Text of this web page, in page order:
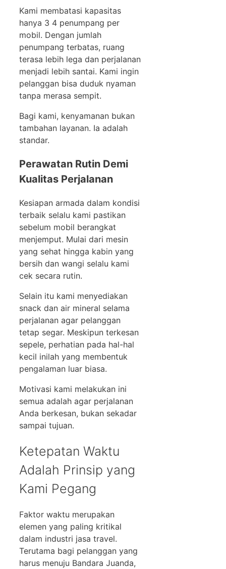
Kami membatasi kapasitas
hanya 3 4 penumpang per
mobil. Dengan jumlah
penumpang terbatas, ruang
terasa lebih lega dan perjalanan
menjadi lebih santai. Kami ingin
pelanggan bisa duduk nyaman
tanpa merasa sempit.
Bagi kami, kenyamanan bukan
tambahan layanan. Ia adalah
standar.
Perawatan Rutin Demi
Kualitas Perjalanan
Kesiapan armada dalam kondisi
terbaik selalu kami pastikan
sebelum mobil berangkat
menjemput. Mulai dari mesin
yang sehat hingga kabin yang
bersih dan wangi selalu kami
cek secara rutin.
Selain itu kami menyediakan
snack dan air mineral selama
perjalanan agar pelanggan
tetap segar. Meskipun terkesan
sepele, perhatian pada hal-hal
kecil inilah yang membentuk
pengalaman luar biasa.
Motivasi kami melakukan ini
semua adalah agar perjalanan
Anda berkesan, bukan sekadar
sampai tujuan.
Ketepatan Waktu
Adalah Prinsip yang
Kami Pegang
Faktor waktu merupakan
elemen yang paling kritikal
dalam industri jasa travel.
Terutama bagi pelanggan yang
harus menuju Bandara Juanda,